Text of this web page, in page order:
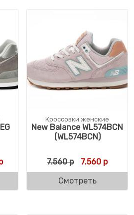
цена составляла 12.690
Текущая цена: 12.690 р.
Кроссовки женские
New Balance WL574BCN
(WL574BCN)
7.560р 7.560 р
Смотреть